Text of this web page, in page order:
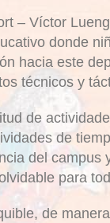
– Víctor
donde
hacia este
técnicos y
de
de
del campus
para
de